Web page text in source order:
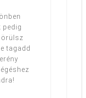
pedig
örülsz
tagadd